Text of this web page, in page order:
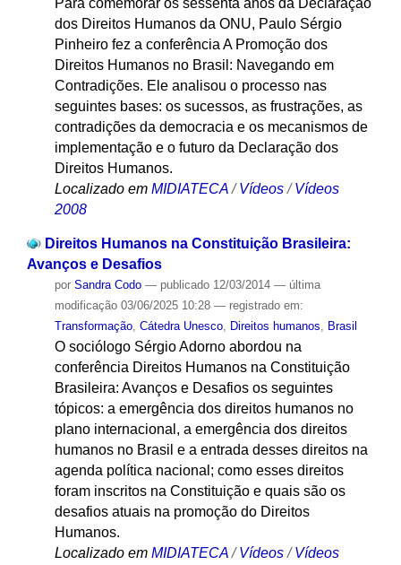
dos Direitos Humanos da ONU, Paulo Sérgio
Pinheiro fez a conferência A Promoção dos
Direitos Humanos no Brasil: Navegando em
Contradições. Ele analisou o processo nas
seguintes bases: os sucessos, as frustrações, as
contradições da democracia e os mecanismos de
implementação e o futuro da Declaração dos
Direitos Humanos.
Localizado em MIDIATECA /Vídeos /Vídeos
2008
Direitos Humanos na Constituição Brasileira:
Avanços e Desafios
por Sandra Codo — publicado12/03/2014 — última
modificação03/06/2025 10:28 — registrado em:
Transformação, Cátedra Unesco, Direitos humanos, Brasil
O sociólogo Sérgio Adorno abordou na
conferência Direitos Humanos na Constituição
Brasileira: Avanços e Desafios os seguintes
tópicos: a emergência dos direitos humanos no
plano internacional, a emergência dos direitos
humanos no Brasil e a entrada desses direitos na
agenda política nacional; como esses direitos
foram inscritos na Constituição e quais são os
desafios atuais na promoção do Direitos
Humanos.
Localizado em MIDIATECA / Vídeos / Vídeos